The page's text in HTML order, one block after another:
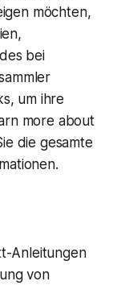
möchten,
bei
um ihre
more about
die gesamte
Anleitungen
von